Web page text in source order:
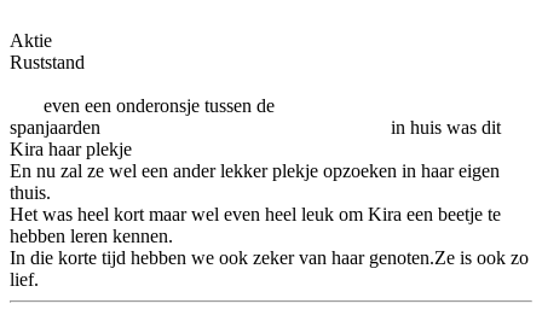
Ruststand
even een onderonsje tussen de
spanjaarden in huis was dit
Kira haar plekje
En nu zal ze wel een ander lekker plekje opzoeken in haar eigen
thuis.
Het was heel kort maar wel even heel leuk om Kira een beetje te
hebben leren kennen.
In die korte tijd hebben we ook zeker van haar genoten.Ze is ook zo
lief.